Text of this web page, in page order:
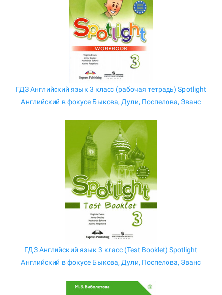
ГДЗ Английский язык 3 класс (рабочая тетрадь) Spotlight
Английский в фокусе Быкова, Дули, Поспелова, Эванс
ГДЗ Английский язык 3 класс (Test Booklet) Spotlight
Английский в фокусе Быкова, Дули, Поспелова, Эванс